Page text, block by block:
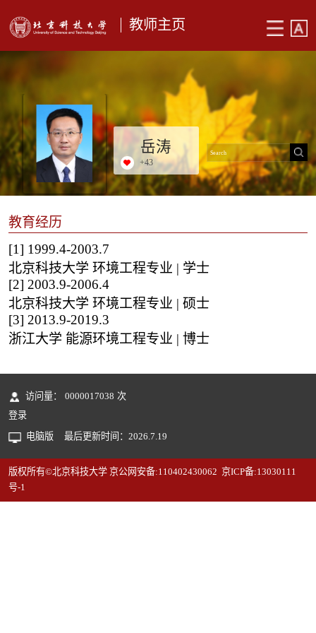
教师主页
岳涛
+43
教育经历
[1] 1999.4-2003.7
北京科技大学 环境工程专业 | 学士
[2] 2003.9-2006.4
北京科技大学 环境工程专业 | 硕士
[3] 2013.9-2019.3
浙江大学 能源环境工程专业 | 博士
访问量： 0000017038 次
登录
电脑版
最后更新时间： 2026.7.19
版权所有©北京科技大学 京公网安备:110402430062 京ICP备:13030111
号-1